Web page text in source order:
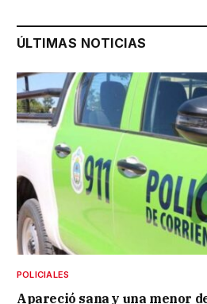
ÚLTIMAS NOTICIAS
POLICIALES
Apareció sana y una menor